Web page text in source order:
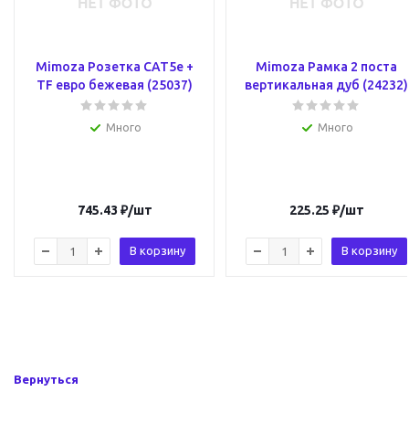
Mimoza Розетка САТ5e +
TF евро бежевая (25037)
Много
745.43 ₽/шт
В корзину
Mimoza Рамка 2 поста
вертикальная дуб (24232)
Много
225.25 ₽/шт
В корзину
Вернуться